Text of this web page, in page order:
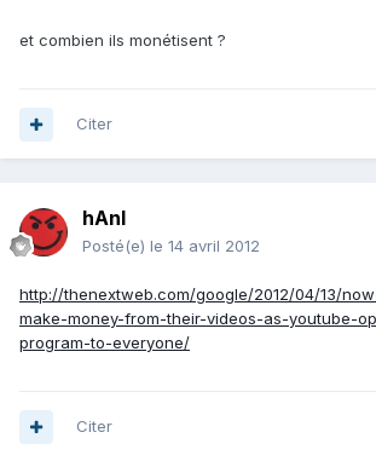
et combien ils monétisent ?
Citer
hAnI
Posté(e) le 14 avril 2012
http://thenextweb.com/google/2012/04/13/
make-money-from-their-videos-as-youtube-
program-to-everyone/
Citer